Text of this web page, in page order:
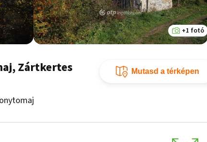
+1 fotó
Zártkertes
Mutasd a térképen